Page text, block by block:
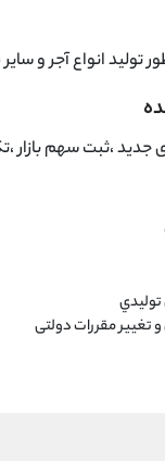
تولید انواع آجر و
جدید ،ثبت سهم
تغییر مقررات دولتی